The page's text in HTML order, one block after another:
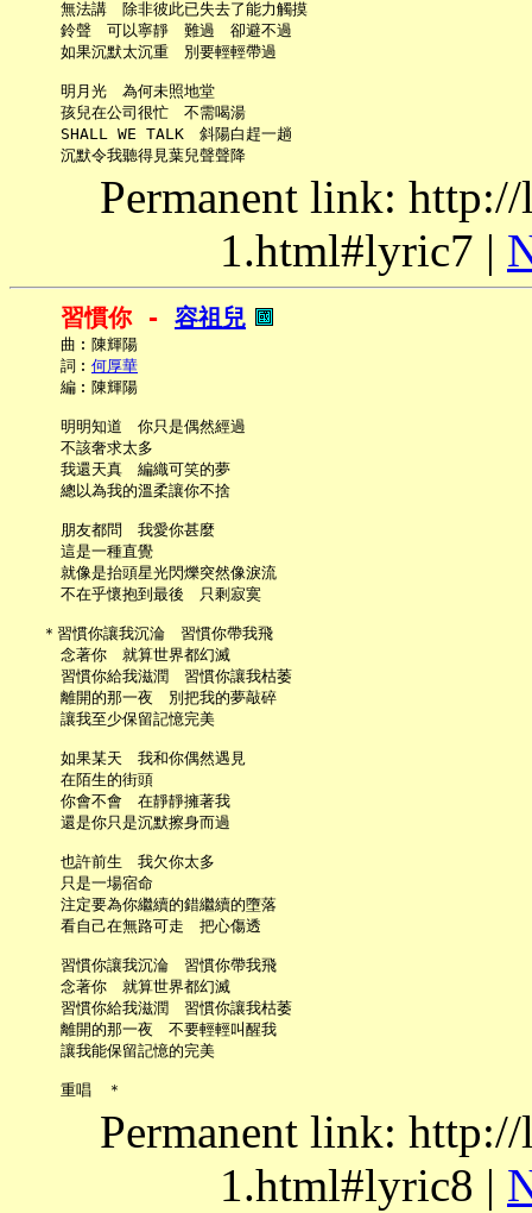
     無法講　除非彼此已失去了能力觸摸
     鈴聲　可以寧靜　難過　卻避不過
     如果沉默太沉重　別要輕輕帶過
     明月光　為何未照地堂
     孩兒在公司很忙　不需喝湯
     SHALL WE TALK　斜陽白趕一趟
Permanent link:
1.html#lyric7 |
習慣你 - 容祖兒
     曲︰陳輝陽
     詞︰
何厚華
     編︰陳輝陽
     明明知道　你只是偶然經過
     不該奢求太多
     我還天真　編織可笑的夢
     總以為我的溫柔讓你不捨
     朋友都問　我愛你甚麼
     這是一種直覺
     就像是抬頭星光閃爍突然像淚流
     不在乎懷抱到最後　只剩寂寞
   ＊習慣你讓我沉淪　習慣你帶我飛
     念著你　就算世界都幻滅
     習慣你給我滋潤　習慣你讓我枯萎
     離開的那一夜　別把我的夢敲碎
     讓我至少保留記憶完美
     如果某天　我和你偶然遇見
     在陌生的街頭
     你會不會　在靜靜擁著我
     還是你只是沉默擦身而過
     也許前生　我欠你太多
     只是一場宿命
     注定要為你繼續的錯繼續的墮落
     看自己在無路可走　把心傷透
     習慣你讓我沉淪　習慣你帶我飛
     念著你　就算世界都幻滅
     習慣你給我滋潤　習慣你讓我枯萎
     離開的那一夜　不要輕輕叫醒我
     讓我能保留記憶的完美
Permanent link:
1.html#lyric8 |